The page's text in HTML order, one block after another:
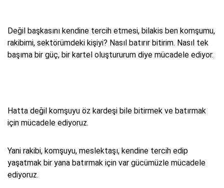
Değil başkasını kendine tercih etmesi, bilakis ben komşumu,
rakibimi, sektörümdeki kişiyi? Nasıl batırır bitirim. Nasıl tek
başıma bir güç, bir kartel oluştururum diye mücadele ediyor.
Hatta değil komşuyu öz kardeşi bile bitirmek ve batırmak
için mücadele ediyoruz.
Yani rakibi, komşuyu, meslektaşı, kendine tercih edip
yaşatmak bir yana batırmak için var gücümüzle mücadele
ediyoruz.